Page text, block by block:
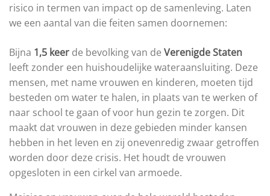
risico in termen van impact op de samenleving. Laten
we een aantal van die feiten samen doornemen:
Bijna 1,5 keer de bevolking van de Verenigde Staten
leeft zonder een huishoudelijke wateraansluiting. Deze
mensen, met name vrouwen en kinderen, moeten tijd
besteden om water te halen, in plaats van te werken of
naar school te gaan of voor hun gezin te zorgen. Dit
maakt dat vrouwen in deze gebieden minder kansen
hebben in het leven en zij onevenredig zwaar getroffen
worden door deze crisis. Het houdt de vrouwen
opgesloten in een cirkel van armoede.